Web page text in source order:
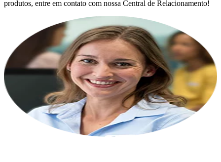
produtos, entre em contato com nossa Central de Relacionamento!